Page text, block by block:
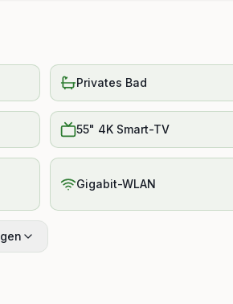
Privates Bad
55" 4K Smart-TV
Gigabit-WLAN